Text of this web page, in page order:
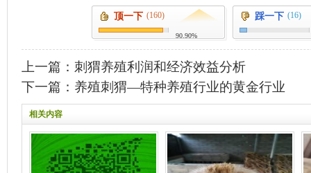
顶一下 (160)
90.90%
踩一下 (16)
上一篇： 刺猬养殖利润和经济效益分析
下一篇： 养殖刺猬—特种养殖行业的黄金行业
相关内容